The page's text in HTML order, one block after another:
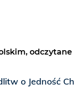
o Jedność